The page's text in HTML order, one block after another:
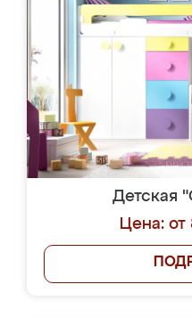
Детская
Цена: от